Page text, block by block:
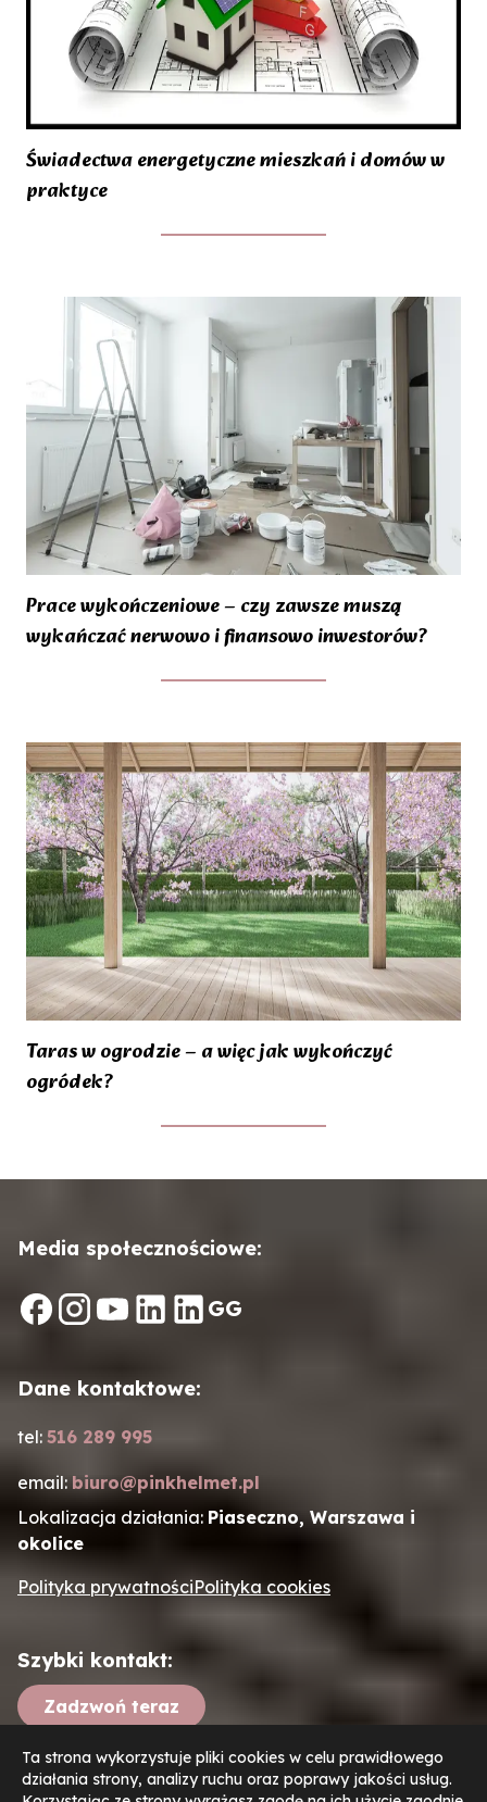
Świadectwa energetyczne mieszkań i domów w
praktyce
Prace wykończeniowe – czy zawsze muszą
wykańczać nerwowo i finansowo inwestorów?
Taras w ogrodzie – a więc jak wykończyć
ogródek?
Media społecznościowe:
GG
Dane kontaktowe:
tel: 516 289 995
email: biuro@pinkhelmet.pl
Lokalizacja działania: Piaseczno, Warszawa i
okolice
Polityka prywatnościPolityka cookies
Szybki kontakt:
Zadzwoń teraz
Napisz e-mail
Ta strona wykorzystuje pliki cookies w celu prawidłowego
działania strony, analizy ruchu oraz poprawy jakości usług.